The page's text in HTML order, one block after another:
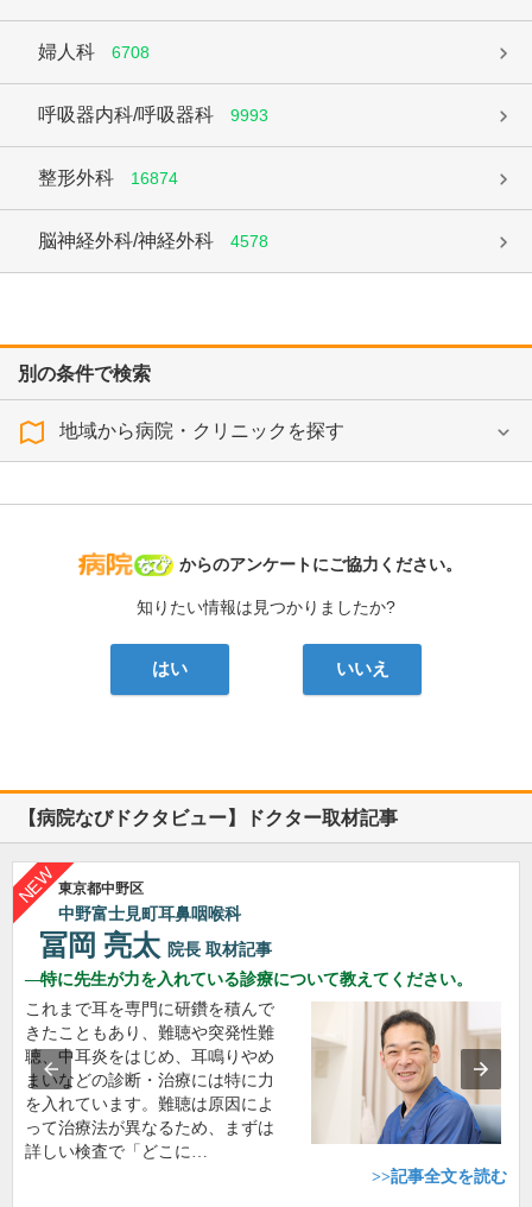
婦人科 6708
呼吸器内科/呼吸器科 9993
整形外科 16874
脳神経外科/神経外科 4578
別の条件で検索
地域から病院・クリニックを探す
病院なび
からのアンケートにご協力ください。
知りたい情報は見つかりましたか?
はい いいえ
【病院なびドクタビュー】ドクター取材記事
東京都中野区
中野富士見町耳鼻咽喉科
冨岡 亮太 院長 取材記事
特に先生が力を入れている診療について教えてください。
これまで耳を専門に研鑽を積んで
きたこともあり、難聴や突発性難
聴、中耳炎をはじめ、耳鳴りやめ
まいなどの診断・治療には特に力
を入れています。難聴は原因によ
って治療法が異なるため、まずは
詳しい検査で「どこに…
>>記事全文を読む